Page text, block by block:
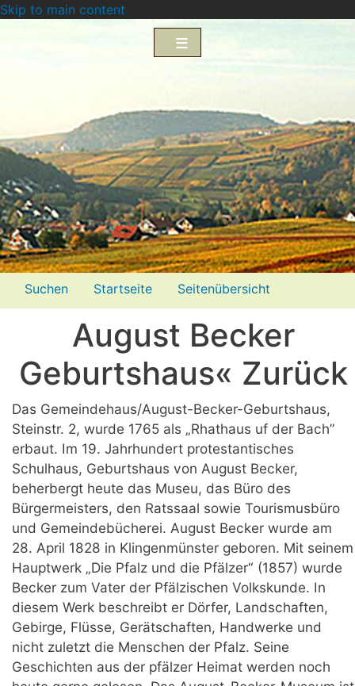
Skip to main content
Menü2
Suchen Startseite
Seitenübersicht
Impressum
Datenschutzerklärung
August Becker
Geburtshaus« Zurück
Das Gemeindehaus/August-Becker-Geburtshaus,
Steinstr. 2, wurde 1765 als „Rhathaus uf der Bach”
erbaut. Im 19. Jahrhundert protestantisches
Schulhaus, Geburtshaus von August Becker,
beherbergt heute das Museu, das Büro des
Bürgermeisters, den Ratssaal sowie Tourismusbüro
und Gemeindebücherei. August Becker wurde am
28. April 1828 in Klingenmünster geboren. Mit seinem
Hauptwerk „Die Pfalz und die Pfälzer“ (1857) wurde
Becker zum Vater der Pfälzischen Volkskunde. In
diesem Werk beschreibt er Dörfer, Landschaften,
Gebirge, Flüsse, Gerätschaften, Handwerke und
nicht zuletzt die Menschen der Pfalz. Seine
Geschichten aus der pfälzer Heimat werden noch